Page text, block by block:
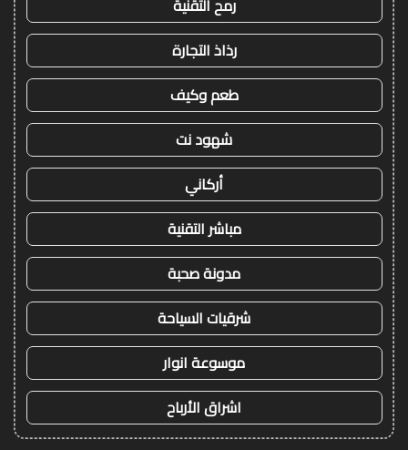
رمح التقنية
رذاذ التجارة
طعم وكيف
شهود نت
أركاني
مباشر التقنية
مدونة صحبة
شرقيات السياحة
موسوعة انوار
اشراق الأرباح